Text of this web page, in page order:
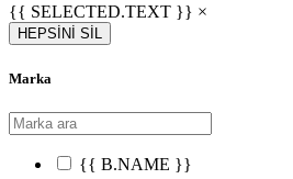
{{ SELECTED.TEXT }} ×
HEPSİNİ SİL
Marka
{{ B.NAME }}